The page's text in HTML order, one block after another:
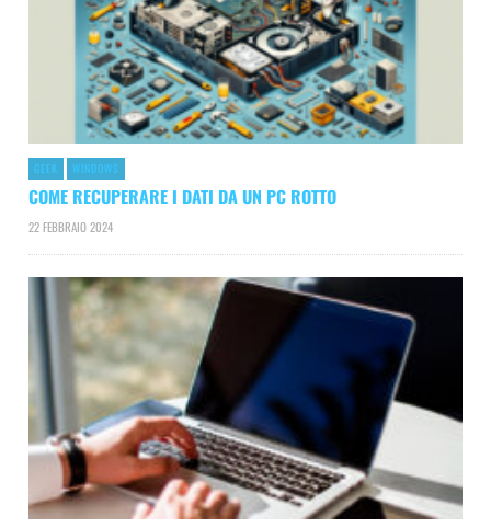
GEEK WINDOWS
COME RECUPERARE I DATI DA UN PC ROTTO
22 FEBBRAIO 2024